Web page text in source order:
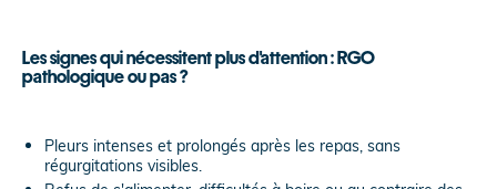
Les signes qui nécessitent plus d'attention : RGO
pathologique ou pas ?
Pleurs intenses et prolongés après les repas, sans
régurgitations visibles.